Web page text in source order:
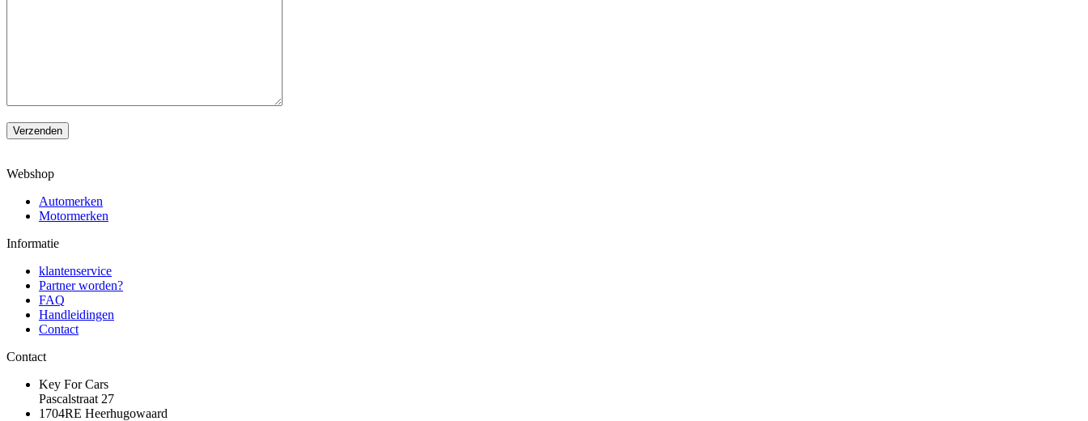
Verzenden
Webshop
Automerken
Motormerken
Informatie
klantenservice
Partner worden?
FAQ
Handleidingen
Contact
Contact
Key For Cars
Pascalstraat 27
1704RE Heerhugowaard